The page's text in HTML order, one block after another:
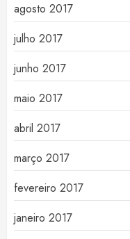
agosto 2017
julho 2017
junho 2017
maio 2017
abril 2017
março 2017
fevereiro 2017
janeiro 2017